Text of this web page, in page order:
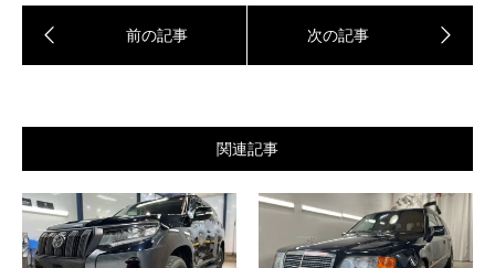
関連記事